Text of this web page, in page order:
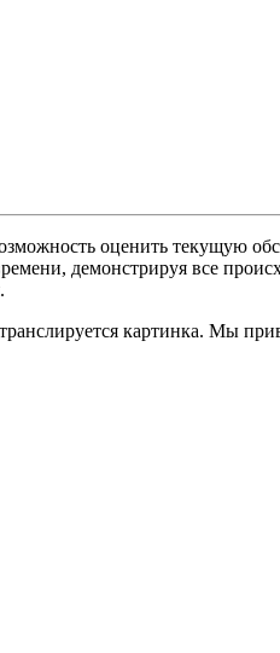
оценить текущую
демонстрируя все
картинка. Мы